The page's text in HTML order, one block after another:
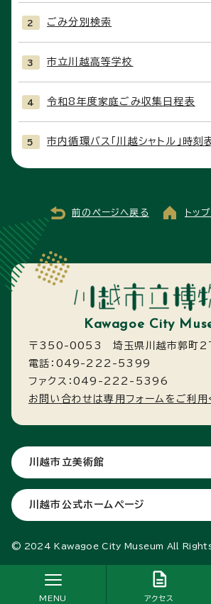
ごみ分別検索
市立川越高等学校
令和8年度家庭ごみ収集日程表
市内循環バス「川越シャトル」時刻
MENU アクセス
前のページへ戻る トッ
Kawagoe City
〒350-0053 埼玉県川越市郭町2
電話：049-222-5399
ファクス：049-222-5396
お問い合わせは専用フォームをご利用
川越市立美術館
川越市公式ホームページ
© 2024 Kawagoe City Museum All